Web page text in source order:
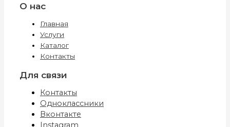
О нас
Главная
Услуги
Каталог
Контакты
Для связи
Контакты
Одноклассники
Вконтакте